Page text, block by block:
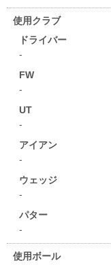
使用クラブ
ドライバー
-
FW
-
UT
-
アイアン
-
ウェッジ
-
パター
-
使用ボール